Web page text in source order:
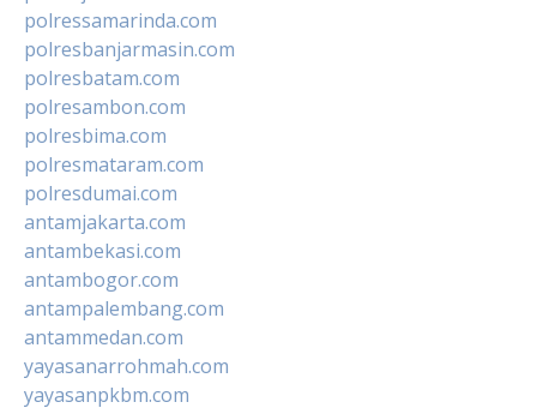
polressamarinda.com
polresbanjarmasin.com
polresbatam.com
polresambon.com
polresbima.com
polresmataram.com
polresdumai.com
antamjakarta.com
antambekasi.com
antambogor.com
antampalembang.com
antammedan.com
yayasanarrohmah.com
yayasanpkbm.com